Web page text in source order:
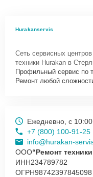
Hurakanservis
Сеть сервисных
техники Hurakan в
Профильный сервис по
Ремонт любой
Ежедневно, с
+7 (800) 100-91-25
info@hurakan-
ООО“Ремонт
ИНН234789782
ОГРН98742397845098